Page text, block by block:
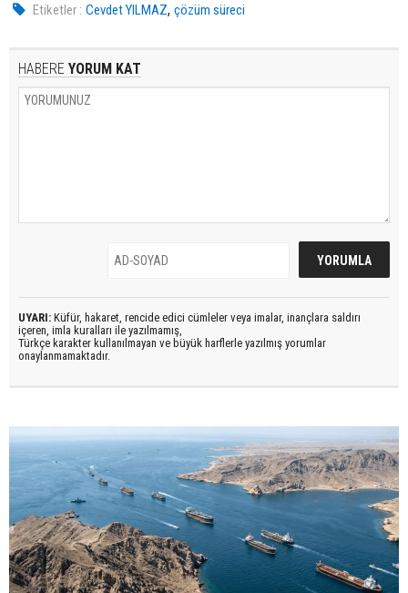
Etiketler : Cevdet YILMAZ,çözüm süreci
HABERE YORUM KAT
UYARI: Küfür, hakaret, rencide edici cümleler veya imalar, inançlara saldırı
içeren, imla kuralları ile yazılmamış,
Türkçe karakter kullanılmayan ve büyük harflerle yazılmış yorumlar
onaylanmamaktadır.